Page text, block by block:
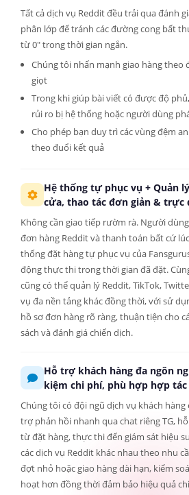
Tất cả dịch vụ Reddit đều trải qua đánh
phân lớp để tránh các đường cong bất
từ 0" trong thời gian ngắn.
Chúng tôi nhấn mạnh giao hàng
giọt
Trong khi giúp bài viết có được độ
rủi ro bị hệ thống hoặc người dùng
Cho phép bạn duy trì các vùng đệm
theo đuổi kết quả
Hệ thống tự phục vụ + Quản
cửa, thao tác đơn giản & trực
Không cần giao tiếp rườm rà. Người
đơn hàng Reddit và thanh toán bất cứ
thống đặt hàng tự phục vụ của
động thực thi trong thời gian đã đặt.
cũng có thể quản lý Reddit, TikTok,
vụ đa nền tảng khác đồng thời, với sử
hồ sơ đơn hàng rõ ràng, thuận tiện cho
sách và đánh giá chiến dịch.
Hỗ trợ khách hàng đa ngôn
kiệm chi phí, phù hợp hợp tác
Chúng tôi có đội ngũ dịch vụ khách
trợ phản hồi nhanh qua chat riêng TG,
từ đặt hàng, thực thi đến giám sát hiệu
các dịch vụ Reddit khác nhau theo nhu
đợt nhỏ hoặc giao hàng dài hạn, kiểm
hoạt hơn đồng thời đảm bảo hiệu quả